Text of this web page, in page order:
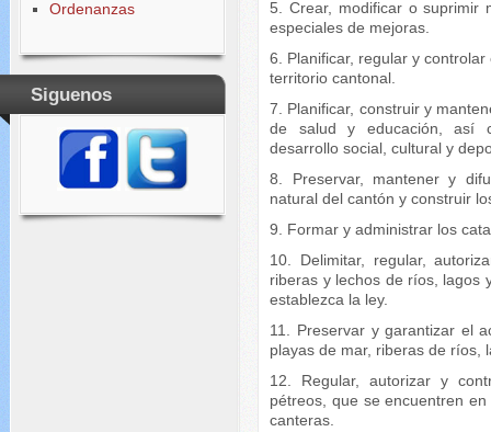
Ordenanzas
Siguenos
5. Crear, modificar o suprimir
especiales de mejoras.
6. Planificar, regular y
territorio cantonal.
7. Planificar, construir y
de salud y educación, así
desarrollo social, cultural y
8. Preservar, mantener y
natural del cantón y construir
9. Formar y administrar los
10. Delimitar, regular,
riberas y lechos de ríos, lagos
establezca la ley.
11. Preservar y garantizar el
playas de mar, riberas de ríos,
12. Regular, autorizar y
pétreos, que se encuentren
canteras.